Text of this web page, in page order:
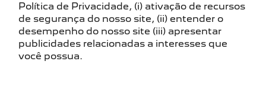
Política de Privacidade, (i) ativação de recursos
de segurança do nosso site, (ii) entender o
desempenho do nosso site (iii) apresentar
publicidades relacionadas a interesses que
você possua.